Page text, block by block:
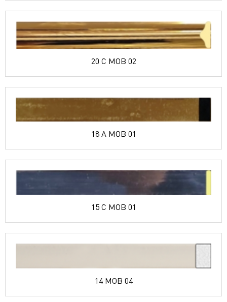
20 C MOB 02
18 A MOB 01
15 C MOB 01
14 MOB 04